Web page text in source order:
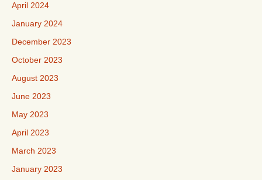
April 2024
January 2024
December 2023
October 2023
August 2023
June 2023
May 2023
April 2023
March 2023
January 2023